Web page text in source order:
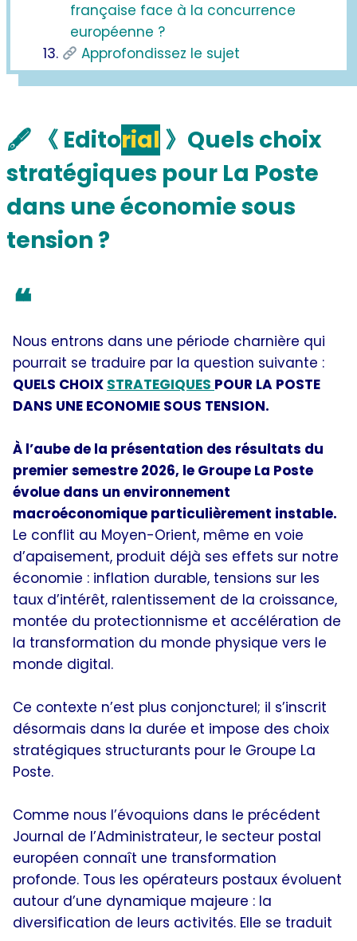
française face à la concurrence
européenne ?
Approfondissez le sujet
🖋 《 Editorial 》 Quels choix
stratégiques pour La Poste
dans une économie sous
tension ?
❝
Nous entrons dans une période charnière qui
pourrait se traduire par la question suivante :
QUELS CHOIX STRATEGIQUES POUR LA POSTE
DANS UNE ECONOMIE SOUS TENSION.
À l’aube de la présentation des résultats du
premier semestre 2026, le Groupe La Poste
évolue dans un environnement
macroéconomique particulièrement instable.
Le conflit au Moyen-Orient, même en voie
d’apaisement, produit déjà ses effets sur notre
économie : inflation durable, tensions sur les
taux d’intérêt, ralentissement de la croissance,
montée du protectionnisme et accélération de
la transformation du monde physique vers le
monde digital.
Ce contexte n’est plus conjoncturel; il s’inscrit
désormais dans la durée et impose des choix
stratégiques structurants pour le Groupe La
Poste.
Comme nous l’évoquions dans le précédent
Journal de l’Administrateur, le secteur postal
européen connaît une transformation
profonde. Tous les opérateurs postaux évoluent
autour d’une dynamique majeure : la
diversification de leurs activités. Elle se traduit